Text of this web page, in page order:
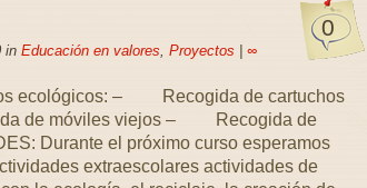
0
in Educación en valores, Proyectos ∞
ecológicos: – Recogida de cartuchos
de móviles viejos – Recogida de
Durante el próximo curso esperamos
extraescolares actividades de